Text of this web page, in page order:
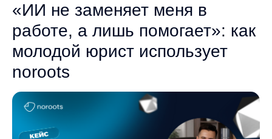
«ИИ не заменяет меня в
работе, а лишь помогает»: как
молодой юрист использует
noroots